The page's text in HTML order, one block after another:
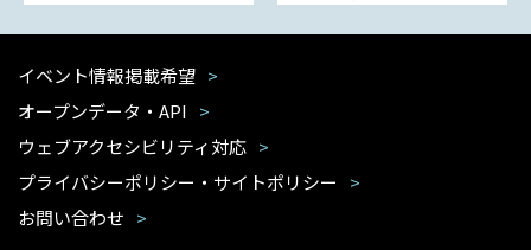
イベント情報掲載希望
オープンデータ・API
ウェブアクセシビリティ対応
プライバシーポリシー・サイトポリシー
お問い合わせ